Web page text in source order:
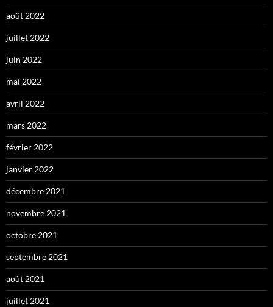
août 2022
juillet 2022
juin 2022
mai 2022
avril 2022
mars 2022
février 2022
janvier 2022
décembre 2021
novembre 2021
octobre 2021
septembre 2021
août 2021
juillet 2021